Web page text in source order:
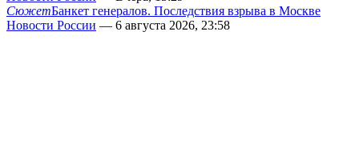
СюжетБанкет генералов. Последствия взрыва в Москве
Новости России — 6 августа 2026, 23:58